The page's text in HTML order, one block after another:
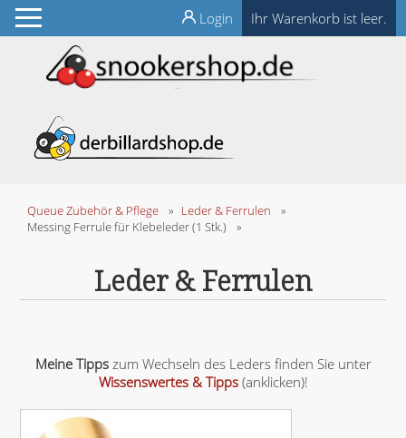
Ihr Warenkorb ist leer.
Login
Queue Zubehör & Pflege » Leder & Ferrulen
»
Messing Ferrule für Klebeleder (1 Stk.)
»
Leder & Ferrulen
Meine Tipps zum Wechseln des Leders finden Sie unter
Wissenswertes & Tipps(anklicken)!